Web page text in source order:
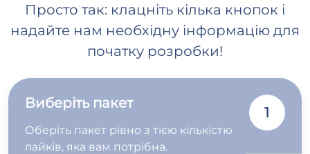
Просто так: клацніть кілька кнопок і
надайте нам необхідну інформацію для
початку розробки!
Виберіть пакет
Оберіть пакет рівно з тією кількістю
лайків, яка вам потрібна.
1